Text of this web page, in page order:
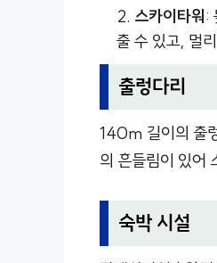
스카이타워 :
출 수 있고, 멀
출렁다리
140m 길이의 출
의 흔들림이 있어
숙박 시설